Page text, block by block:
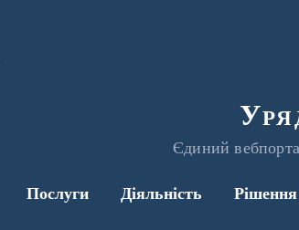
Єдиний
Послуги Діяльність